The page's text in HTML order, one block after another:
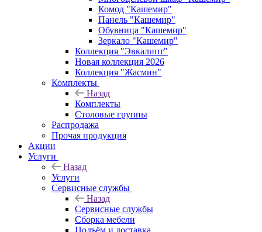
Комод "Кашемир"
Панель "Кашемир"
Обувница "Кашемир"
Зеркало "Кашемир"
Коллекция "Эвкалипт"
Новая коллекция 2026
Коллекция "Жасмин"
Комплекты
Назад
Комплекты
Столовые группы
Распродажа
Прочая продукция
Акции
Услуги
Назад
Услуги
Сервисные службы
Назад
Сервисные службы
Сборка мебели
Подъём и доставка